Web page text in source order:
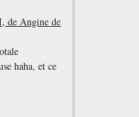
de Angine de
haha, et ce